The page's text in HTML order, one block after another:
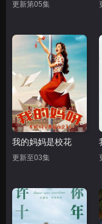
更新第05集
我的妈妈是校花
更新至03集